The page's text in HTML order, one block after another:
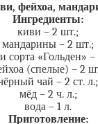
фейхоа,
Ингредиенты:
киви – 2 шт.;
мандарины – 2 шт.;
сорта «Гольден» –
(спелые) – 2
чай – 2 ст. л.;
мёд – 2 ч. л.;
вода – 1 л.
Приготовление: